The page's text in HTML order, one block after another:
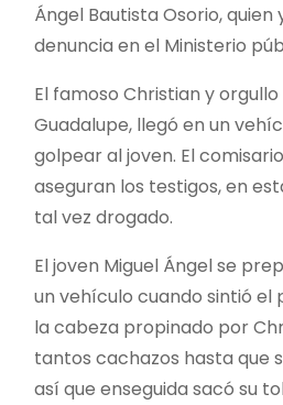
Ángel Bautista Osorio, quien
denuncia en el Ministerio
El famoso Christian y orgullo
Guadalupe, llegó en un
golpear al joven. El
aseguran los testigos, en
tal vez drogado.
El joven Miguel Ángel se
un vehículo cuando sintió el
la cabeza propinado por
tantos cachazos hasta que
así que enseguida sacó su